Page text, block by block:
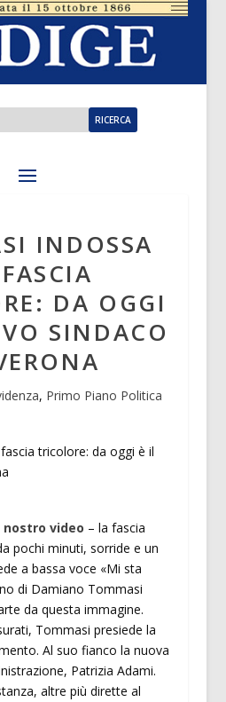
INDOSSA
DA OGGI
SINDACO
, Primo Piano Politica
nostro video – la fascia
pochi minuti, sorride e un
a bassa voce «Mi sta
di Damiano Tommasi
da questa immagine.
Tommasi presiede la
Al suo fianco la nuova
Patrizia Adami.
altre più dirette al